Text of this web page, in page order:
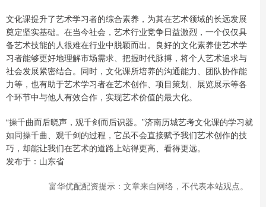
文化课提升了艺术学习者的综合素养，为其在艺术领域的长远发展
奠定坚实基础。在当今社会，艺术行业竞争日益激烈，一个仅仅具
备艺术技能的人很难在行业中脱颖而出。良好的文化素养使艺术学
习者能够更好地理解市场需求、把握时代脉搏，将个人艺术追求与
社会发展紧密结合。同时，文化课所培养的沟通能力、团队协作能
力等，也有助于艺术学习者在艺术创作、项目策划、展览展示等各
个环节中与他人有效合作，实现艺术价值的最大化。
“操千曲而后晓声，观千剑而后识器。”济南历城艺考文化课的学习就
如同操千曲、观千剑的过程，它虽不会直接赋予我们艺术创作的技
巧，却能让我们在艺术的道路上站得更高、看得更远。
发布于：山东省
富华优配配资提示：文章来自网络，不代表本站观点。